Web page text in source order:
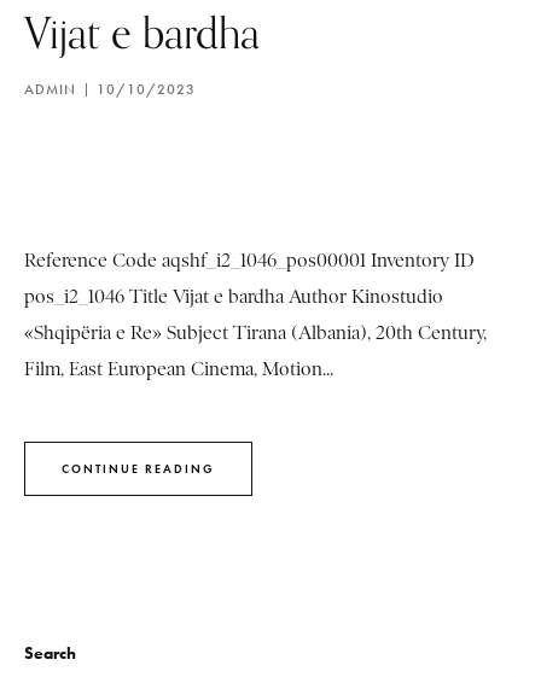
Vijat e bardha
ADMIN 10/10/2023
Reference Code aqshf_i2_1046_pos00001 Inventory ID
pos_i2_1046 Title Vijat e bardha Author Kinostudio
«Shqipëria e Re» Subject Tirana (Albania), 20th Century,
Film, East European Cinema, Motion...
CONTINUE READING
Search